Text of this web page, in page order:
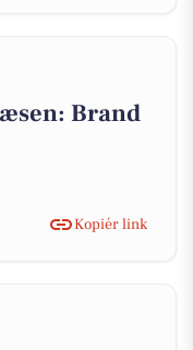
Brand
Kopiér link